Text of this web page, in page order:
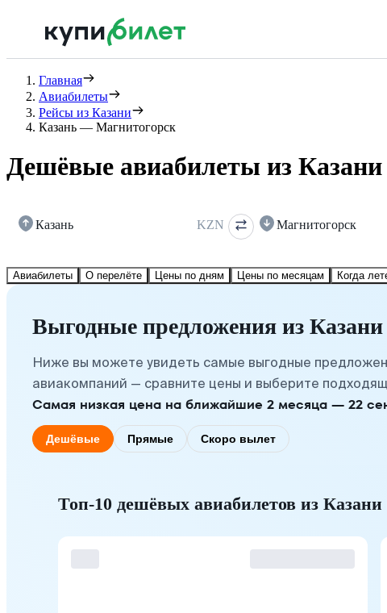
Главная
Авиабилеты
Рейсы из Казани
Казань — Магнитогорск
Дешёвые авиабилеты из
Казань KZN Магнитогорск
Авиабилеты О перелёте Цены по дням Цены по месяцам Когда
Выгодные предложения из
Ниже вы можете увидеть самые выгодные
авиакомпаний — сравните цены и выберите
Самая низкая цена на ближайшие 2 месяца — 22
Дешёвые Прямые Скоро вылет
Топ-10 дешёвых авиабилетов из